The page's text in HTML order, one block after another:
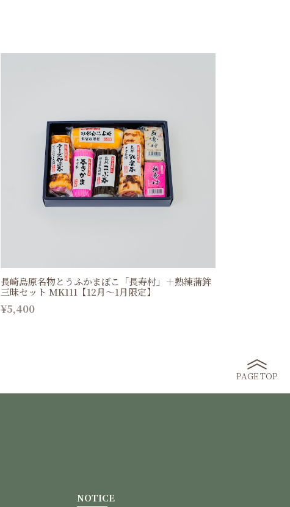
長崎島原名物とうふかまぼこ「長寿村」＋熟練蒲鉾
三昧セット MK111【12月〜1月限定】
¥5,400
PAGE TOP
NOTICE